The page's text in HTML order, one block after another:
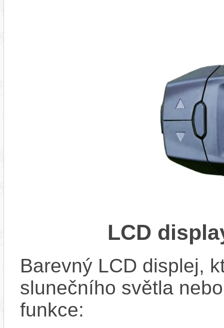
LCD
Barevný LCD displej,
slunečního světla
funkce: